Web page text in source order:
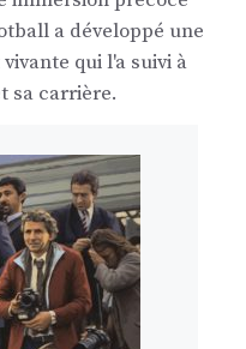
a développé une
qui l'a suivi à
sa carrière.